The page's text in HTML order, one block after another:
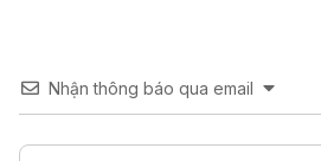
Nhận thông báo qua email